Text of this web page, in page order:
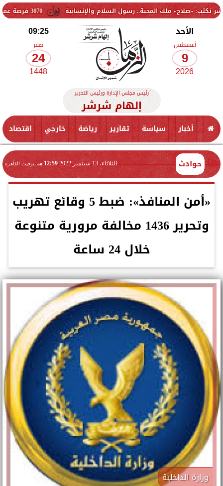
3070 فرصة عمل جديدة بالقطاع الخاص.. وظائف برواتب تصل إلى 9500 جنيه ملك المحبة.. رسول السلام والإنسانية
الأحد
أغسطس
9
2026
09:25
صفر
24
1448
رئيس مجلس الإدارة ورئيس التحرير
إلهام شرشر
أخبار سياسة تقارير رياضة خارجي اقتصاد
حوادث الثلاثاء، 13 سبتمبر 2022 12:59 مـ بتوقيت القاهرة
«أمن المنافذ»: ضبط 5 وقائع تهريب
وتحرير 1436 مخالفة مرورية متنوعة
خلال 24 ساعة
وزارة الداخلية